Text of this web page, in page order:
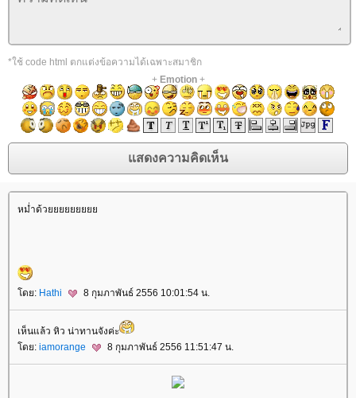
*ใช้ code html ตกแต่งข้อความได้เฉพาะสมาชิก
+ Emotion+
หม่ำด้ว
ดย: Hathi 8 กุมภาพันธ์ 2556 10:01:54 น.
เห็นแล้ว หิว น่าทานจังค่ะ
ดย: iamorange 8 กุมภาพันธ์ 2556 11:51:47 น.